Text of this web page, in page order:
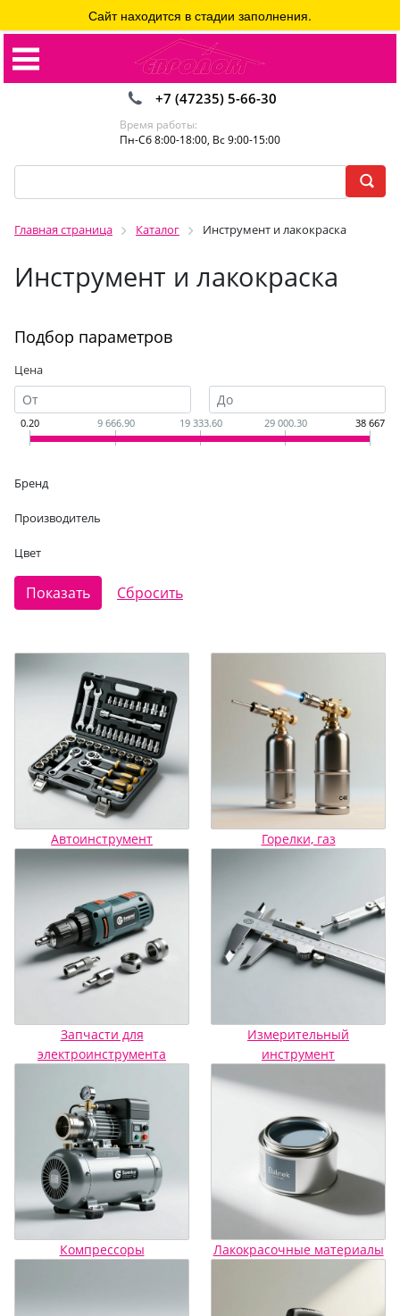
+7 (47235) 5-66-30
Время работы:
Пн-Сб 8:00-18:00, Вс 9:00-15:00
Главная страница Каталог Инструмент и лакокраска
Инструмент и лакокраска
Сайт находится в стадии заполнения.
Подбор параметров
Цена
0.20 9 666.90 19 333.60 29 000.30 38 667
Бренд
Производитель
Цвет
Автоинструмент Горелки, газ
Запчасти для
электроинструмента
Измерительный
инструмент
Компрессоры Лакокрасочные материалы